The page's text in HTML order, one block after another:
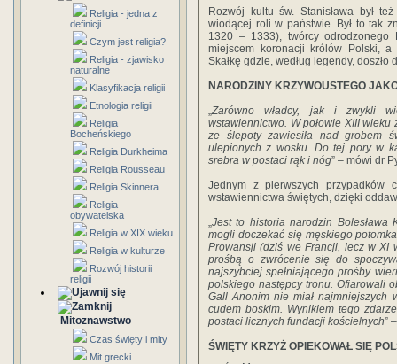
Religia - jedna z
definicji
Czym jest religia?
Religia - zjawisko
naturalne
Klasyfikacja religii
Etnologia religii
Religia
Bocheńskiego
Religia Durkheima
Religia Rousseau
Religia Skinnera
Religia
obywatelska
Religia w XIX wieku
Religia w kulturze
Rozwój historii
religii
Mitoznawstwo
Czas święty i mity
Mit grecki
Rozwój kultu św. Stanisława był
wiodącej roli w państwie. Był to tak
1320 – 1333), twórcy
miejscem koronacji królów Polski,
Skałkę gdzie, według legendy,
NARODZINY KRZYWOUSTEGO
„Zarówno władcy, jak i zwykli
wstawiennictwo. W połowie XIII
ze ślepoty zawiesiła nad grobem
ulepionych z wosku. Do tej pory w
srebra w postaci rąk i nóg” – mówi dr
Jednym z pierwszych przypadków
wstawiennictwa świętych, dzięki
„Jest to historia narodzin Bolesława
mogli doczekać się męskiego
Prowansji (dziś we Francji, lecz w XI
prośbą o zwrócenie się do
najszybciej spełniającego prośby
polskiego następcy tronu. Ofiarowali
Gall Anonim nie miał najmniejszych
cudem boskim. Wynikiem tego
postaci licznych fundacji kościelnych”
ŚWIĘTY KRZYŻ OPIEKOWAŁ SIĘ